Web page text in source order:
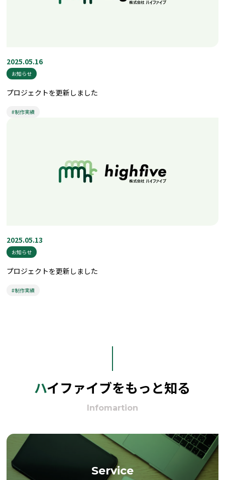
2025.05.16
お知らせ
プロジェクトを更新しました
#制作実績
2025.05.13
お知らせ
プロジェクトを更新しました
#制作実績
ハイファイブをもっと知る
Infomartion
Service